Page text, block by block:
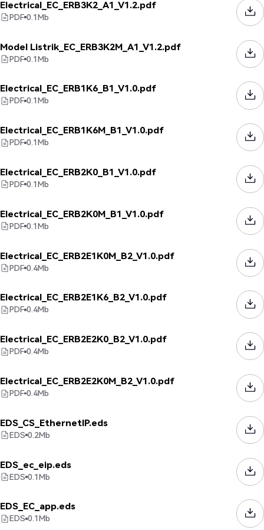
Electrical_EC_ERB3K2_A1_V1.2.pdf
PDF 0.1Mb
Model Listrik_EC_ERB3K2M_A1_V1.2.pdf
PDF 0.1Mb
Electrical_EC_ERB1K6_B1_V1.0.pdf
PDF 0.1Mb
Electrical_EC_ERB1K6M_B1_V1.0.pdf
PDF 0.1Mb
Electrical_EC_ERB2K0_B1_V1.0.pdf
PDF 0.1Mb
Electrical_EC_ERB2K0M_B1_V1.0.pdf
PDF 0.1Mb
Electrical_EC_ERB2E1K0M_B2_V1.0.pdf
PDF 0.4Mb
Electrical_EC_ERB2E1K6_B2_V1.0.pdf
PDF 0.4Mb
Electrical_EC_ERB2E2K0_B2_V1.0.pdf
PDF 0.4Mb
Electrical_EC_ERB2E2K0M_B2_V1.0.pdf
PDF 0.4Mb
EDS_CS_EthernetIP.eds
EDS 0.2Mb
EDS_ec_eip.eds
EDS 0.1Mb
EDS_EC_app.eds
EDS 0.1Mb